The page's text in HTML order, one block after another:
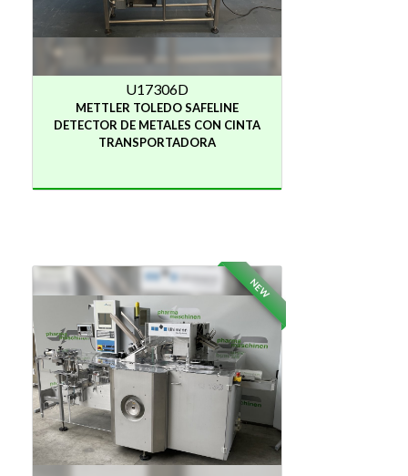
U17306D
METTLER TOLEDO SAFELINE
DETECTOR DE METALES CON CINTA
TRANSPORTADORA
NEW